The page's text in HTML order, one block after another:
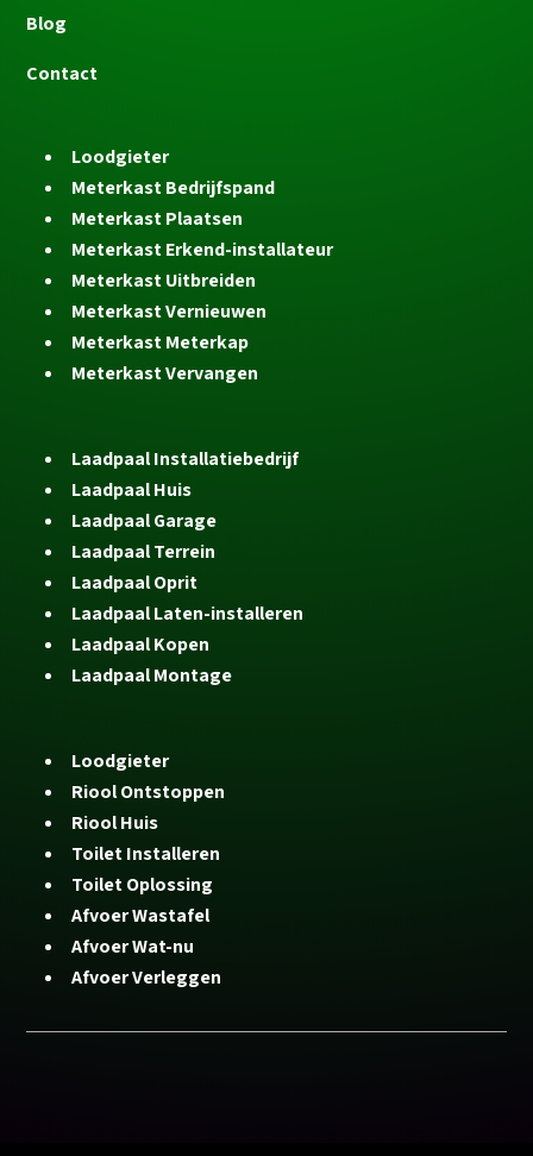
Blog
Contact
Loodgieter
Meterkast Bedrijfspand
Meterkast Plaatsen
Meterkast Erkend-installateur
Meterkast Uitbreiden
Meterkast Vernieuwen
Meterkast Meterkap
Meterkast Vervangen
Laadpaal Installatiebedrijf
Laadpaal Huis
Laadpaal Garage
Laadpaal Terrein
Laadpaal Oprit
Laadpaal Laten-installeren
Laadpaal Kopen
Laadpaal Montage
Loodgieter
Riool Ontstoppen
Riool Huis
Toilet Installeren
Toilet Oplossing
Afvoer Wastafel
Afvoer Wat-nu
Afvoer Verleggen